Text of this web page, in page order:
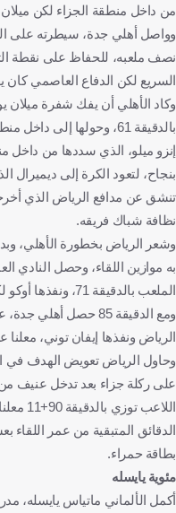
من داخل منطقة الجزاء لكن ميلان
وواصل أهلي جدة، سيطرته على
نصف ملعبه، للحفاظ على نقطة
السريع لكن الدفاع العاصمي كان
وكاد الأهلي أن يفك شفرة
بالدقيقة 61، وحولها إلى
إنزو ميلو، الذي سددها من
بنجاح، لتعود الكرة إلى
تنشق عن مدافع الرياض الذي
نظافة شباك فريقه.
وشعر الرياض بخطورة الأهلي،
به موازين اللقاء، وحصل
الملعب بالدقيقة 71، ونفذها أوكو لكن باربت سددها برأسه فوق العارضة.
ومع الدقيقة 85 حصل
الرياض ونفذها إيفان توني،
وحاول الرياض تعويض الهدف في
على ركلة جزاء بعد تدخل عنيف
الدقائق المتبقية من عمر
بطاقة حمراء.
مئوية يايسله
أكمل الألماني ماتياس يايسله،